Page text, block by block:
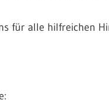
für alle hilfreichen